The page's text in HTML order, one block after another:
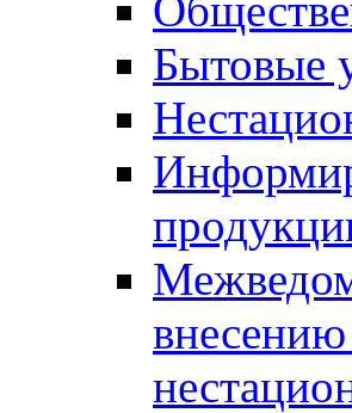
Бытовые